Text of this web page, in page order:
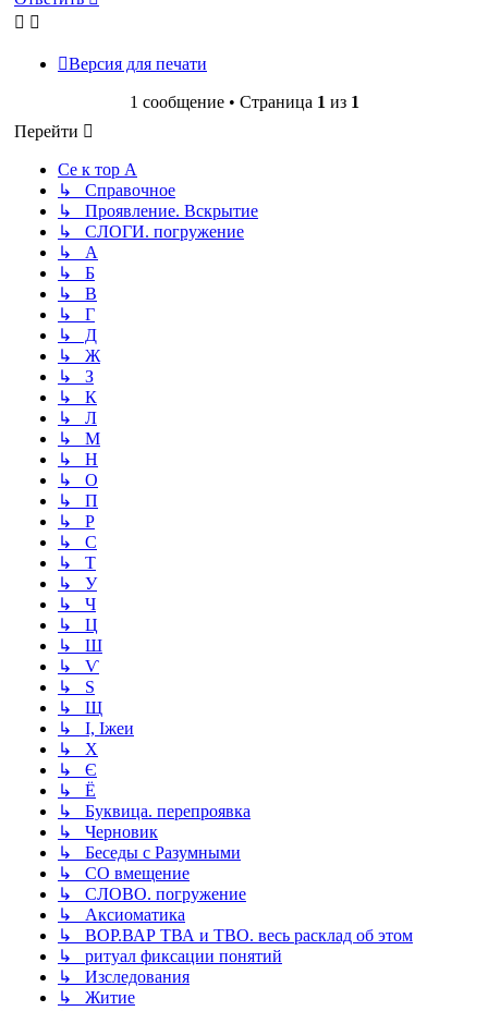
Версия для печати
1 сообщение • Страница 1 из 1
Перейти
Се к тор А
↳ Справочное
↳ Проявление. Вскрытие
↳ СЛОГИ. погружение
↳ А
↳ Б
↳ В
↳ Г
↳ Д
↳ Ж
↳ З
↳ К
↳ Л
↳ М
↳ Н
↳ О
↳ П
↳ Р
↳ С
↳ Т
↳ У
↳ Ч
↳ Ц
↳ Ш
↳ Ѵ
↳ Ѕ
↳ Щ
↳ І, Іжеи
↳ Х
↳ Є
↳ Ё
↳ Буквица. перепроявка
↳ Черновик
↳ Беседы с Разумными
↳ СО вмещение
↳ СЛОВО. погружение
↳ Аксиоматика
↳ ВОР.ВАР ТВА и ТВО. весь расклад об этом
↳ ритуал фиксации понятий
↳ Изследования
↳ Житие